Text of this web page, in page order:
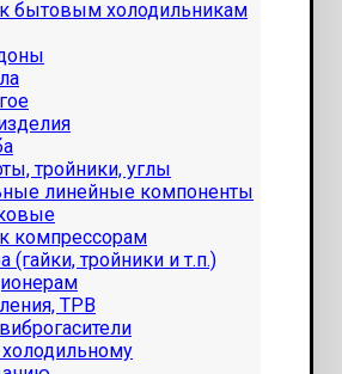
к бытовым холодильникам
тройники, углы
линейные компоненты
компрессорам
(гайки, тройники и т.п.)
ТРВ